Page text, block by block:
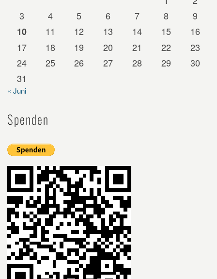
3
4 5 6 7 8
9
10
11 12 13 14 15
16
17
18 19 20 21 22
23
24
25 26 27 28 29
30
31
« Juni
Spenden